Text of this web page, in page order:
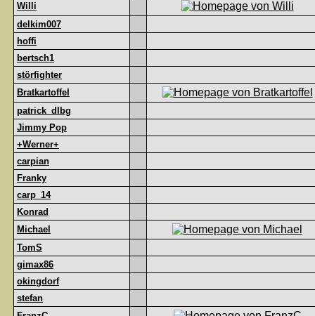
Willi
delkim007
hoffi
bertsch1
störfighter
Bratkartoffel
patrick_dlbg
Jimmy Pop
+Werner+
carpian
Franky
carp_14
Konrad
Michael
TomS
gimax86
okingdorf
stefan